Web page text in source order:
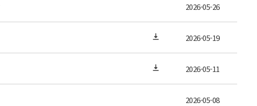
2026-05-26
2026-05-19
2026-05-11
2026-05-08